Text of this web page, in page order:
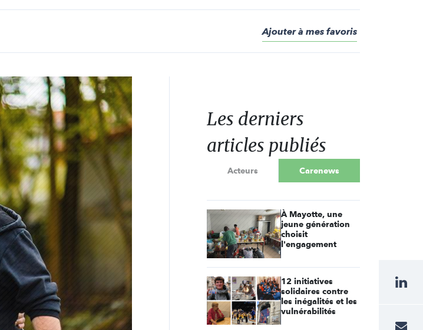
Ajouter à mes favoris
Les derniers
articles publiés
Acteurs Carenews
À Mayotte, une
jeune génération
choisit
l'engagement
12 initiatives
solidaires contre
les inégalités et les
vulnérabilités